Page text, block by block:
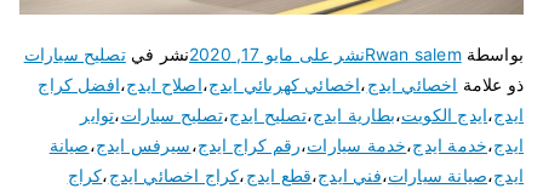
بواسطة Rwan salemنشر على مايو 17, 2020 نشر فيتصليح سيارات
ذو علامة اخصائي ايدج،اخصائي كهربائي ايدج،اصلاح ايدج،افضل كراج
ايدج،ايدج الكويت،بطارية ايدج،تصليح ايدج،تصليح سيارات،تواير
ايدج،خدمة ايدج،خدمة سيارات،رقم كراج ايدج،سيرفس ايدج،صيانة
ايدج،صيانة سيارات،فني ايدج،قطع ايدج،كراج اخصائي ايدج،كراج